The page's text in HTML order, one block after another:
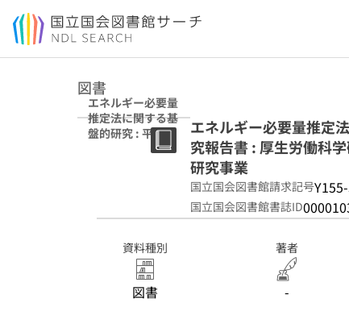
本文へ移動
図書
エネルギー必要量
推定法に関する基
盤的研究 : 平成20
年度総括・分担研
研究事業
エネルギー必要量推定
究報告書 : 厚生労働科
研究事業
国立国会図書館請求記号
国立国会図書館書誌ID
資料種別
図書
著者
-